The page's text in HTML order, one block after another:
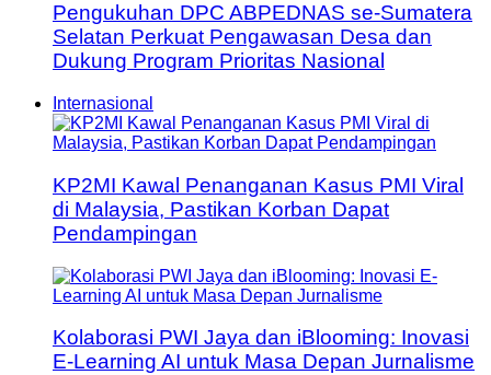
Pengukuhan DPC ABPEDNAS se-Sumatera
Selatan Perkuat Pengawasan Desa dan
Dukung Program Prioritas Nasional
Internasional
KP2MI Kawal Penanganan Kasus PMI Viral
di Malaysia, Pastikan Korban Dapat
Pendampingan
Kolaborasi PWI Jaya dan iBlooming: Inovasi
E-Learning AI untuk Masa Depan Jurnalisme